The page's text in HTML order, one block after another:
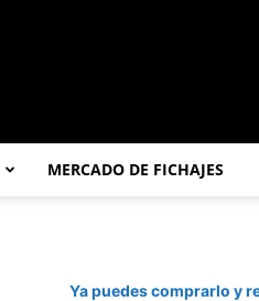
MERCADO DE FICHAJES
Ya puedes comprarlo y